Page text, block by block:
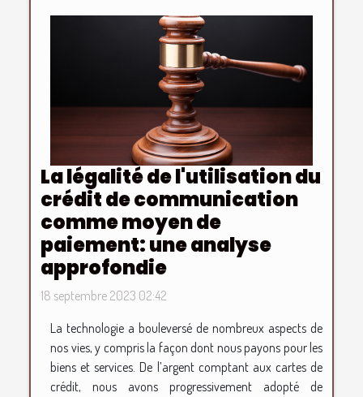
La légalité de l'utilisation du
crédit de communication
comme moyen de
paiement: une analyse
approfondie
18 septembre 2023 02:42
La technologie a bouleversé de nombreux aspects de
nos vies, y compris la façon dont nous payons pour les
biens et services. De l’argent comptant aux cartes de
crédit, nous avons progressivement adopté de